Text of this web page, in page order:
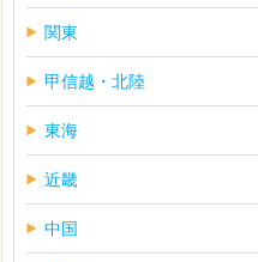
関東
甲信越・北陸
東海
近畿
中国